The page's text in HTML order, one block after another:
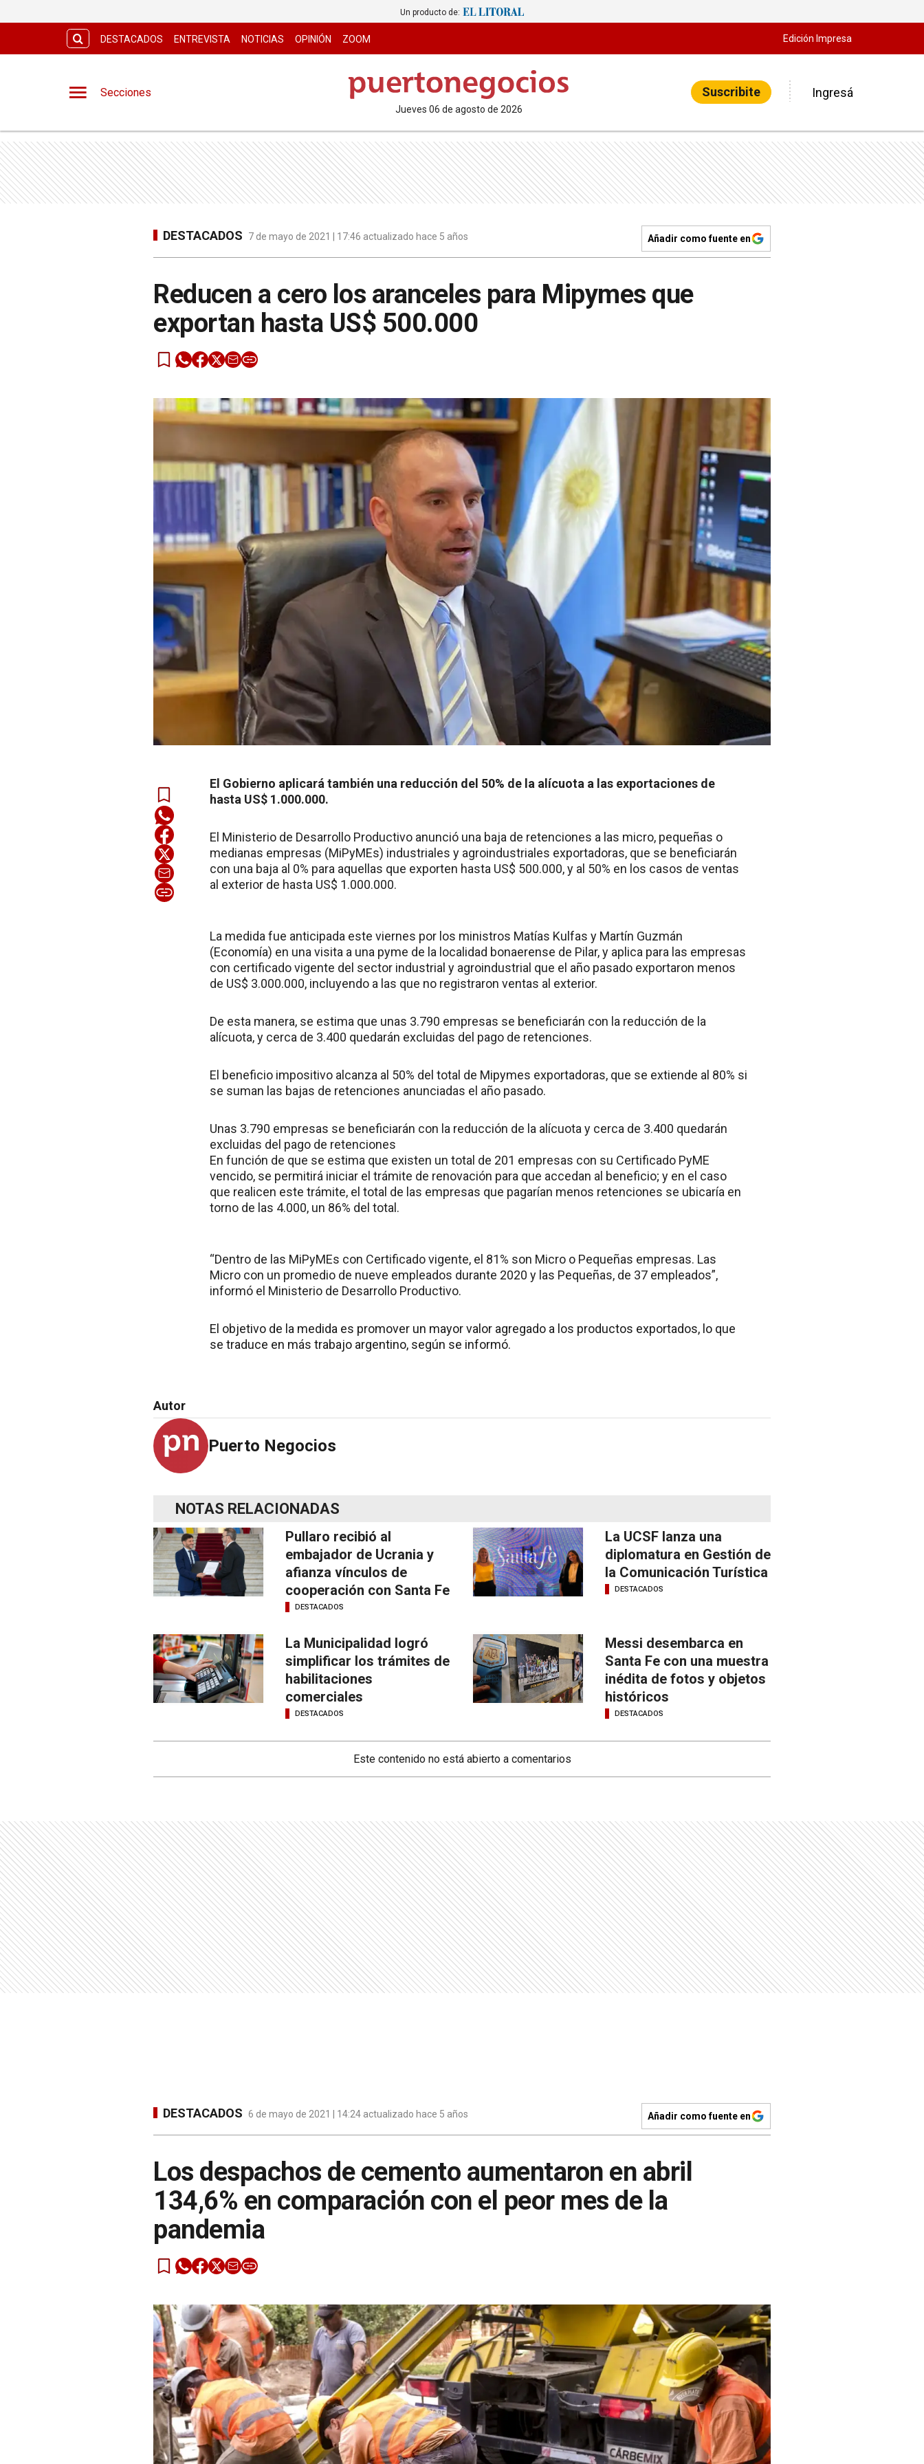
Un producto de:
DESTACADOS ENTREVISTA NOTICIAS OPINIÓN ZOOM Edición Impresa
Secciones
jueves 06 de agosto de 2026
Suscribite Ingresá
DESTACADOS 7 de mayo de 2021 | 17:46 actualizado hace 5 años Añadir como fuente en
Reducen a cero los aranceles para Mipymes que
exportan hasta US$ 500.000
El Gobierno aplicará también una reducción del 50% de la alícuota a las exportaciones de
hasta US$ 1.000.000.
El Ministerio de Desarrollo Productivo anunció una baja de retenciones a las micro, pequeñas o
medianas empresas (MiPyMEs) industriales y agroindustriales exportadoras, que se beneficiarán
con una baja al 0% para aquellas que exporten hasta US$ 500.000, y al 50% en los casos de ventas
al exterior de hasta US$ 1.000.000.
La medida fue anticipada este viernes por los ministros Matías Kulfas y Martín Guzmán
(Economía) en una visita a una pyme de la localidad bonaerense de Pilar, y aplica para las empresas
con certificado vigente del sector industrial y agroindustrial que el año pasado exportaron menos
de US$ 3.000.000, incluyendo a las que no registraron ventas al exterior.
De esta manera, se estima que unas 3.790 empresas se beneficiarán con la reducción de la
alícuota, y cerca de 3.400 quedarán excluidas del pago de retenciones.
El beneficio impositivo alcanza al 50% del total de Mipymes exportadoras, que se extiende al 80% si
se suman las bajas de retenciones anunciadas el año pasado.
Unas 3.790 empresas se beneficiarán con la reducción de la alícuota y cerca de 3.400 quedarán
excluidas del pago de retenciones
En función de que se estima que existen un total de 201 empresas con su Certificado PyME
vencido, se permitirá iniciar el trámite de renovación para que accedan al beneficio; y en el caso
que realicen este trámite, el total de las empresas que pagarían menos retenciones se ubicaría en
torno de las 4.000, un 86% del total.
“Dentro de las MiPyMEs con Certificado vigente, el 81% son Micro o Pequeñas empresas. Las
Micro con un promedio de nueve empleados durante 2020 y las Pequeñas, de 37 empleados”,
informó el Ministerio de Desarrollo Productivo.
El objetivo de la medida es promover un mayor valor agregado a los productos exportados, lo que
se traduce en más trabajo argentino, según se informó.
Autor
Puerto Negocios
NOTAS RELACIONADAS
Pullaro recibió al
embajador de Ucrania y
afianza vínculos de
cooperación con Santa Fe
DESTACADOS
La UCSF lanza una
diplomatura en Gestión de
la Comunicación Turística
DESTACADOS
La Municipalidad logró
simplificar los trámites de
habilitaciones
comerciales
DESTACADOS
Messi desembarca en
Santa Fe con una muestra
inédita de fotos y objetos
históricos
DESTACADOS
Este contenido no está abierto a comentarios
DESTACADOS 6 de mayo de 2021 | 14:24 actualizado hace 5 años Añadir como fuente en
Los despachos de cemento aumentaron en abril
134,6% en comparación con el peor mes de la
pandemia